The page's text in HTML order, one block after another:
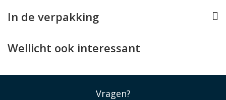
Lees minder
In de verpakking
Wellicht ook interessant
Vragen?